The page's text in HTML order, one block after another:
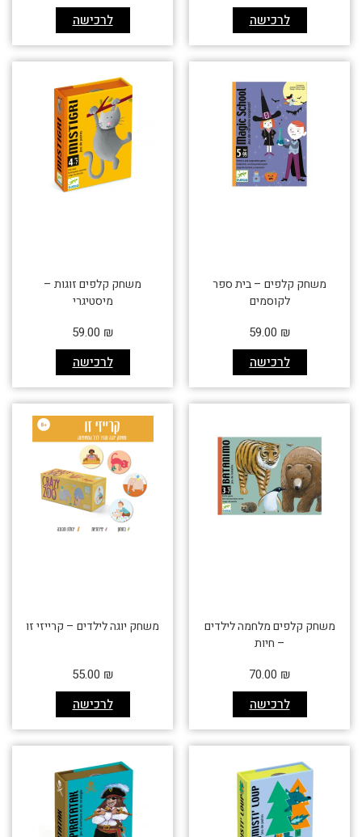
לרכישה לרכישה
משחק קלפים – בית ספר
לקוסמים
לרכישה
59.00 ₪
משחק קלפים זוגות –
מיסטיגרי
לרכישה
59.00 ₪
משחק קלפים מלחמה לילדים
– חיות
לרכישה
70.00 ₪
משחק יוגה לילדים – קרייזי זו
לרכישה
55.00 ₪